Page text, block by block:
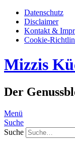
Datenschutz
Disclaimer
Kontakt &
Cookie-
Mizzis
Der
Menü
Suche
Suche